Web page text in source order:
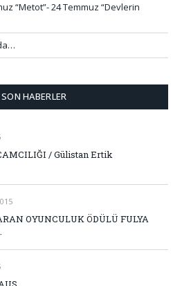
“Metot”- 24 Temmuz “Devlerin
SON HABERLER
/ Gülistan Ertik
OYUNCULUK ÖDÜLÜ FULYA